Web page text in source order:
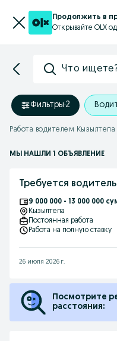
Продолжить в
Открывайте OLX
Что
Фильтры·2
Работа водителем Кызылтепа
МЫ НАШЛИ 1 ОБЪЯВЛЕНИЕ
Требуется водитель
9 000 000 - 13 000 000
Кызылтепа
Постоянная работа
Работа на полную ставку
26 июля 2026 г.
Посмотрите
расстояния: